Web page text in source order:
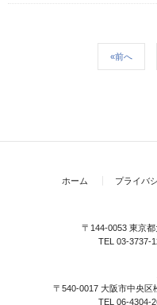
«前へ
ホーム プライバ
〒144-0053 東京
TEL 03-
〒540-0017 大阪市中央区
TEL 06-